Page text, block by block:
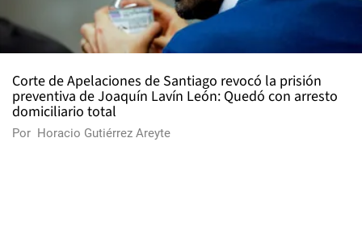
Corte de Apelaciones de Santiago revocó la prisión
preventiva de Joaquín Lavín León: Quedó con arresto
domiciliario total
Por Horacio Gutiérrez Areyte